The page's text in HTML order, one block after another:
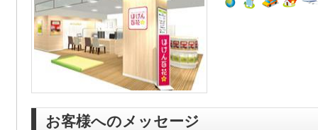
お客様へのメッセージ